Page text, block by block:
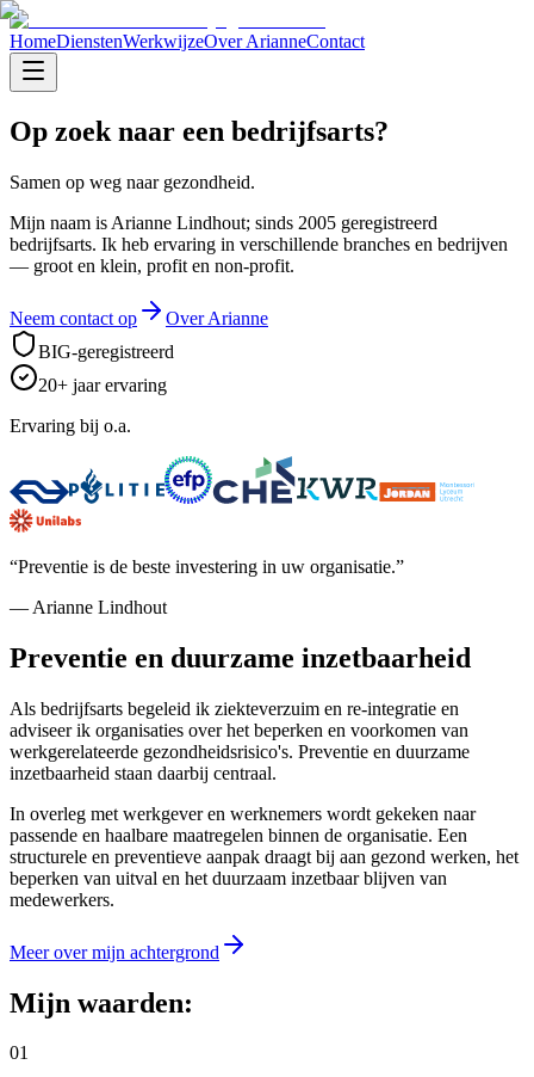
HomeDienstenWerkwijzeOver ArianneContact
Op zoek naar een bedrijfsarts?
Samen op weg naar gezondheid.
Mijn naam is Arianne Lindhout; sinds 2005 geregistreerd
bedrijfsarts. Ik heb ervaring in verschillende branches en bedrijven
— groot en klein, profit en non-profit.
Neem contact op
Over Arianne
BIG-geregistreerd
20+ jaar ervaring
Ervaring bij o.a.
“Preventie is de beste investering in uw organisatie.”
— Arianne Lindhout
Preventie en duurzame inzetbaarheid
Als bedrijfsarts begeleid ik ziekteverzuim en re-integratie en
adviseer ik organisaties over het beperken en voorkomen van
werkgerelateerde gezondheidsrisico's. Preventie en duurzame
inzetbaarheid staan daarbij centraal.
In overleg met werkgever en werknemers wordt gekeken naar
passende en haalbare maatregelen binnen de organisatie. Een
structurele en preventieve aanpak draagt bij aan gezond werken, het
beperken van uitval en het duurzaam inzetbaar blijven van
medewerkers.
Meer over mijn achtergrond
Mijn waarden:
01